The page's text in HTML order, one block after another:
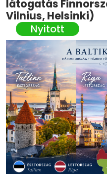
látogatás
Vilnius, Helsinki)